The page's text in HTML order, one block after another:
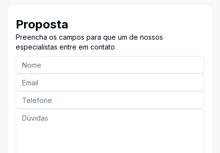
Proposta
Preencha os campos para que um de nossos
especialistas entre em contato